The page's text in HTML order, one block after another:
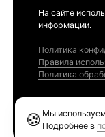
На сайте
информации.
Политика
Правила
Политика
🍪 Мы
Подробнее в
Ethereum GAS